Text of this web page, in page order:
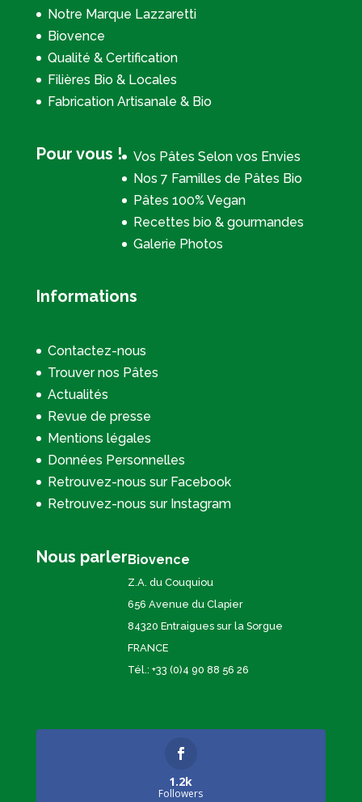
Notre Marque Lazzaretti
Biovence
Qualité & Certification
Filières Bio & Locales
Fabrication Artisanale & Bio
Pour vous !
Vos Pâtes Selon vos Envies
Nos 7 Familles de Pâtes Bio
Pâtes 100% Vegan
Recettes bio & gourmandes
Galerie Photos
Informations
Contactez-nous
Trouver nos Pâtes
Actualités
Revue de presse
Mentions légales
Données Personnelles
Retrouvez-nous sur Facebook
Retrouvez-nous sur Instagram
Nous parlerBiovence
Z.A. du Couquiou
656 Avenue du Clapier
84320 Entraigues sur la Sorgue
FRANCE
Tél.: +33 (0)4 90 88 56 26
1.2k
Followers